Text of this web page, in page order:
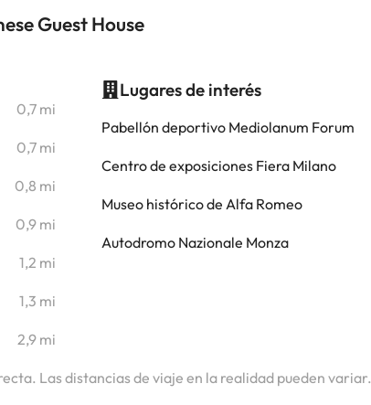
Guest House
0,7 mi
0,7 mi
0,8 mi
0,9 mi
1,2 mi
1,3 mi
2,9 mi
Lugares de interés
Pabellón deportivo Mediolanum Forum
Centro de exposiciones Fiera Milano
Museo histórico de Alfa Romeo
Autodromo Nazionale Monza
Las distancias de viaje en la realidad pueden variar.